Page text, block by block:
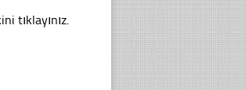
tıklayınız.